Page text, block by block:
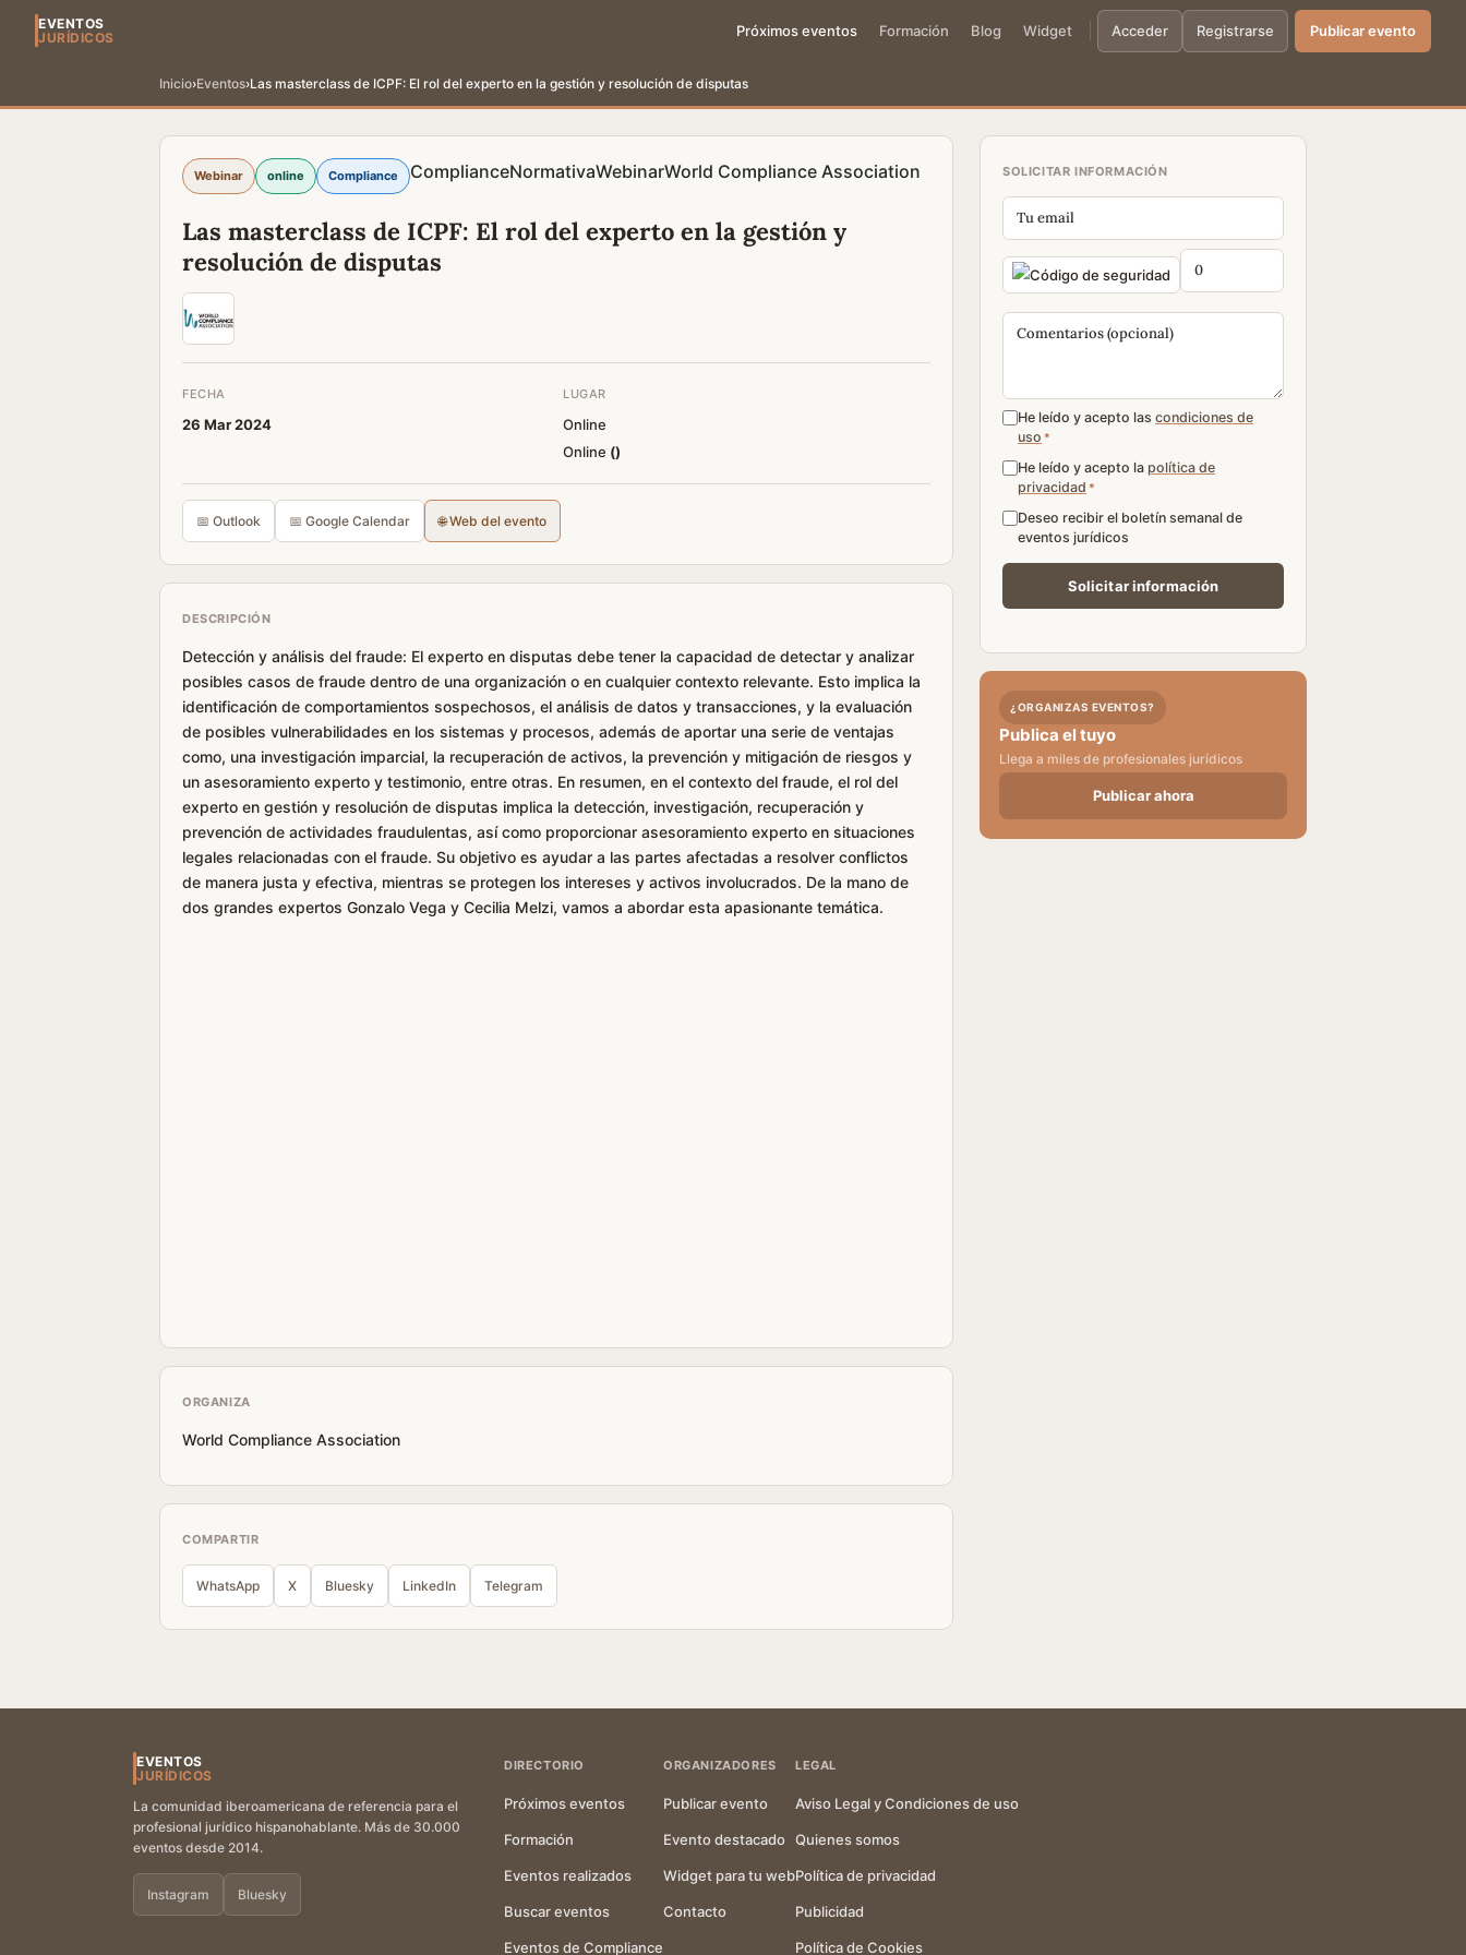
EVENTOS
JURÍDICOS
Próximos eventos Formación Blog Widget Acceder Registrarse Publicar evento
Inicio›Eventos›Las masterclass de ICPF: El rol del experto en la gestión y resolución de disputas
Webinar online Compliance ComplianceNormativaWebinarWorld Compliance Association
Las masterclass de ICPF: El rol del experto en la gestión y
resolución de disputas
FECHA
26 Mar 2024
LUGAR
Online
Online ()
📅 Outlook 📅 Google Calendar 🌐 Web del evento
DESCRIPCIÓN
Detección y análisis del fraude: El experto en disputas debe tener la capacidad de detectar y analizar
posibles casos de fraude dentro de una organización o en cualquier contexto relevante. Esto implica la
identificación de comportamientos sospechosos, el análisis de datos y transacciones, y la evaluación
de posibles vulnerabilidades en los sistemas y procesos, además de aportar una serie de ventajas
como, una investigación imparcial, la recuperación de activos, la prevención y mitigación de riesgos y
un asesoramiento experto y testimonio, entre otras. En resumen, en el contexto del fraude, el rol del
experto en gestión y resolución de disputas implica la detección, investigación, recuperación y
prevención de actividades fraudulentas, así como proporcionar asesoramiento experto en situaciones
legales relacionadas con el fraude. Su objetivo es ayudar a las partes afectadas a resolver conflictos
de manera justa y efectiva, mientras se protegen los intereses y activos involucrados. De la mano de
dos grandes expertos Gonzalo Vega y Cecilia Melzi, vamos a abordar esta apasionante temática.
ORGANIZA
World Compliance Association
COMPARTIR
WhatsApp X Bluesky LinkedIn Telegram
SOLICITAR INFORMACIÓN
He leído y acepto las condiciones de
uso *
He leído y acepto la política de
privacidad *
Deseo recibir el boletín semanal de
eventos jurídicos
¿ORGANIZAS EVENTOS?
Publica el tuyo
Llega a miles de profesionales jurídicos
Publicar ahora
EVENTOS
JURÍDICOS
La comunidad iberoamericana de referencia para el
profesional jurídico hispanohablante. Más de 30.000
eventos desde 2014.
Instagram Bluesky
DIRECTORIO
Próximos eventos
Formación
Eventos realizados
Buscar eventos
Eventos de Compliance
ORGANIZADORES
Publicar evento
Evento destacado
Widget para tu web
Contacto
LEGAL
Aviso Legal y Condiciones de uso
Quienes somos
Política de privacidad
Publicidad
Política de Cookies